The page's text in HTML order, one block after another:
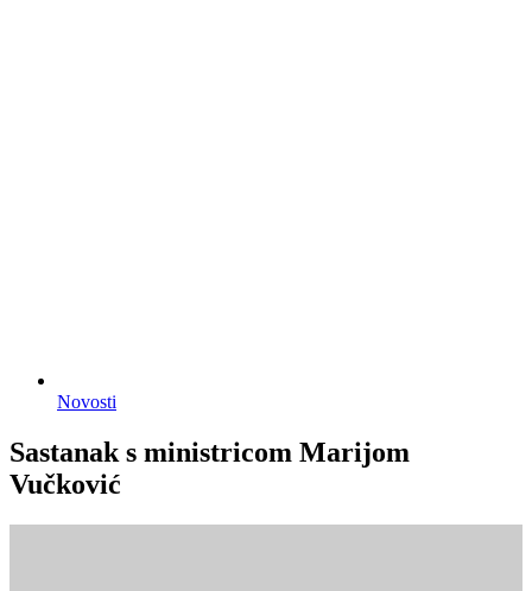
Novosti
Sastanak s ministricom Marijom
Vučković